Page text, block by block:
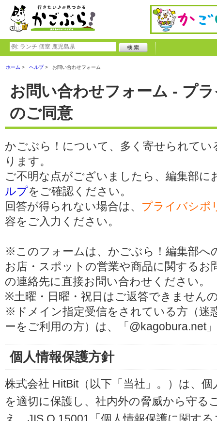
ホーム ヘルプ お問い合わせフォーム
お問い合わせフォーム - プ
のご同意
かごぶら！について、多く寄せられてい
ります。
ご不明な点がございましたら、編集部
ルプをご確認ください。
回答が得られない場合は、 プライバシポ
容をご入力ください。
※このフォームは、かごぶら！編集部へ
お店・スポットの営業や商品に関する
の連絡先に直接お問い合わせください。
※土曜・日曜・祝日はご返答できません
※ドメイン指定受信をされている方（迷
ーをご利用の方）は、「@kagobura.net
個人情報保護方針
株式会社 HitBit（以下「当社」。）は、
を適切に保護し、社内外の脅威から守る